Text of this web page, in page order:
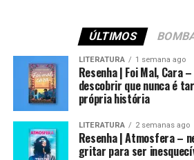
ÚLTIMOS
LITERATURA 1 semana ago
Resenha | Foi Mal, Cara
descobrir que nunca é
própria história
LITERATURA 2 semanas ago
Resenha | Atmosfera –
gritar para ser